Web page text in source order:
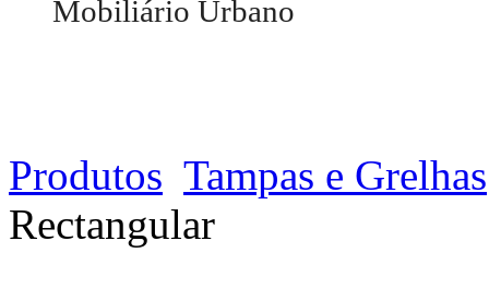
Papeleiras
Pranchas
Mobiliário Urbano
Produtos Tampas e Grelhas
Rectangular